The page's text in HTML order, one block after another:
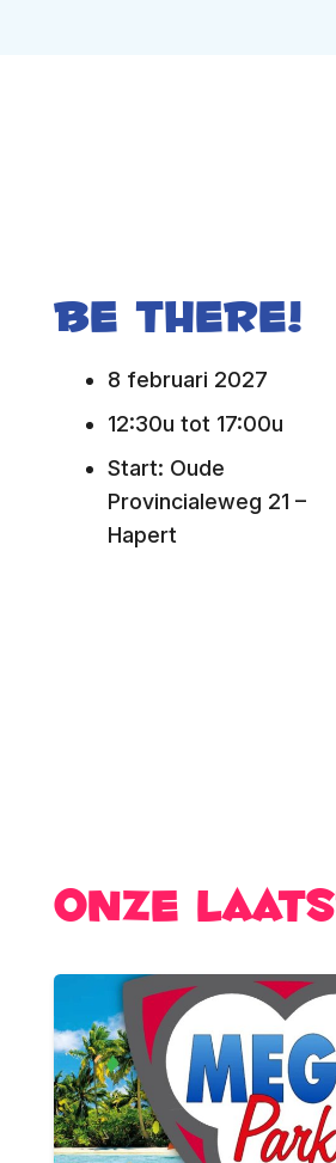
Be there!
8 februari 2027
12:30u tot 17:00u
Start: Oude
Provincialeweg 21 –
Hapert
Onze